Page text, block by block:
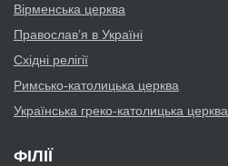
Вірменська церква
Православ’я в Україні
Східні релігії
Римсько-католицька церква
Українська греко-католицька церква
ФІЛІЇ